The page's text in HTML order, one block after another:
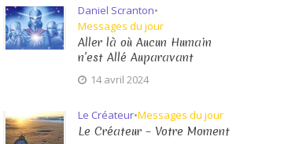
Daniel Scranton•
Messages du jour
Aller là où Aucun Humain
n’est Allé Auparavant
14 avril 2024
Le Créateur•Messages du jour
Le Créateur – Votre Moment